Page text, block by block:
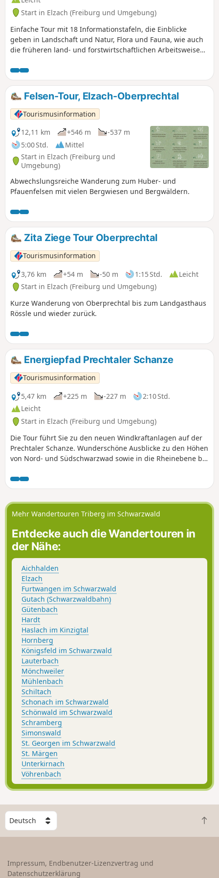
Start in Elzach (Freiburg und Umgebung)
Einfache Tour mit 18 Informationstafeln, die Einblicke
geben in Landschaft und Natur, Flora und Fauna, wie auch
die früheren land- und forstwirtschaftlichen Arbeitsweisen
Felsen-Tour, Elzach-Oberprechtal
Tourismusinformation
12,11 km
+546 m
-537 m
5:00 Std.
Mittel
Start in Elzach (Freiburg und
Umgebung)
Abwechslungsreiche Wanderung zum Huber- und
Pfauenfelsen mit vielen Bergwiesen und Bergwäldern.
Zita Ziege Tour Oberprechtal
Tourismusinformation
3,76 km
+54 m -50 m 1:15 Std.
Leicht
Start in Elzach (Freiburg und Umgebung)
Kurze Wanderung von Oberprechtal bis zum Landgasthaus
Rössle und wieder zurück.
Energiepfad Prechtaler Schanze
Tourismusinformation
5,47 km
+225 m -227 m
2:10 Std.
Leicht
Start in Elzach (Freiburg und Umgebung)
Die Tour führt Sie zu den neuen Windkraftanlagen auf der
Prechtaler Schanze. Wunderschöne Ausblicke zu den Höhen
von Nord- und Südschwarzwad sowie in die Rheinebene bis
Mehr Wandertouren Triberg im Schwarzwald
Entdecke auch die Wandertouren in
der Nähe:
Aichhalden
Elzach
Furtwangen im Schwarzwald
Gutach (Schwarzwaldbahn)
Gütenbach
Hardt
Haslach im Kinzigtal
Hornberg
Königsfeld im Schwarzwald
Lauterbach
Mönchweiler
Mühlenbach
Schiltach
Schonach im Schwarzwald
Schönwald im Schwarzwald
Schramberg
Simonswald
St. Georgen im Schwarzwald
St. Märgen
Unterkirnach
Vöhrenbach
W
ä
h
e
Z
u
Impressum, Endbenutzer-Lizenzvertrag und
Datenschutzerklärung